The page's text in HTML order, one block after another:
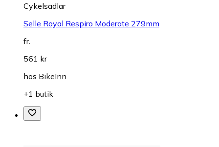
Cykelsadlar
Selle Royal Respiro Moderate 279mm
fr.
561 kr
hos BikeInn
+1 butik